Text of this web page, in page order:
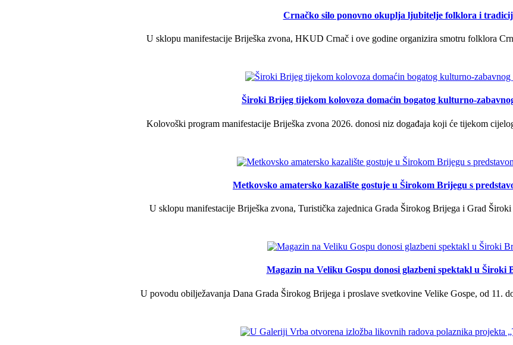
Crnačko silo ponovno okuplja ljubitelje folklora i
U sklopu manifestacije Briješka zvona, HKUD Crnač i ove godine organizira smotru folklora
Široki Brijeg tijekom kolovoza domaćin bogatog kulturno-
Kolovoški program manifestacije Briješka zvona 2026. donosi niz događaja koji će tijekom
Metkovsko amatersko kazalište gostuje u Širokom Brijegu s
U sklopu manifestacije Briješka zvona, Turistička zajednica Grada Širokog Brijega i Grad
Magazin na Veliku Gospu donosi glazbeni spektakl u Široki
U povodu obilježavanja Dana Grada Širokog Brijega i proslave svetkovine Velike Gospe, od 11.